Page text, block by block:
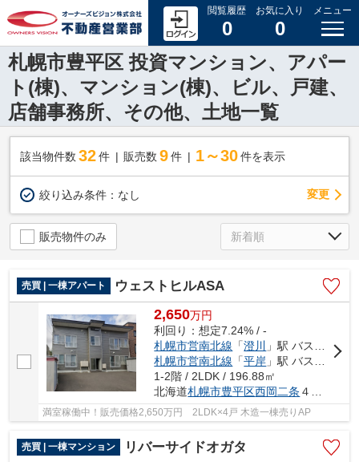
閲覧履歴
0
お気に入り
0
メニュー
札幌市豊平区 投資マンション、アパー
ト(棟)、マンション(棟)、ビル、戸建、
店舗事務所、その他、土地一覧
該当物件数 32件 販売数 9 件 1～30 件を表示
絞り込み条件： なし 変更
販売物件のみ
売買 | 一棟アパート ウェストヒルASA
2,650万円
利回り：想定7.24% / -
札幌市営南北線 「澄川
」駅 バス8分 「西岡１条4丁目」 停歩3分
札幌市営南北線 「平岸 」駅 バス10分 「西岡１条３丁目」 停歩4分
1-2階 / 2LDK / 196.88㎡
北海道札幌市豊平区西岡二条 ４丁目9-16
満室稼働中！販売価格2,650万円 2LDK×4戸 木造一棟売りAP
売買 | 一棟マンション リバーサイドオガタ